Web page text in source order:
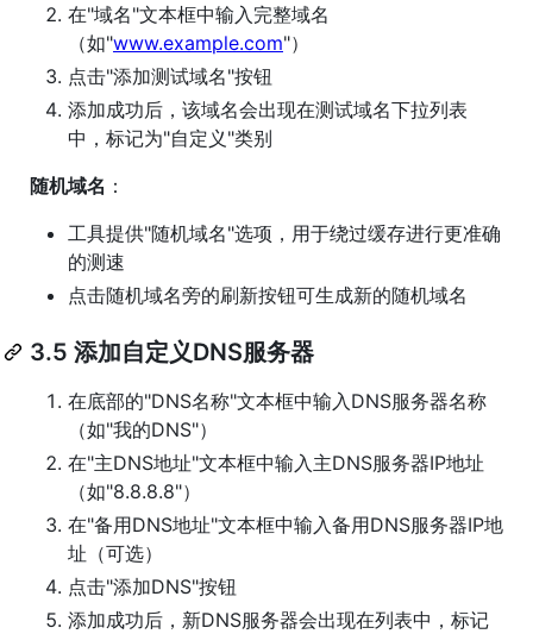
在"域名"文本框中输入完整域名
（如"www.example.com"）
点击"添加测试域名"按钮
添加成功后，该域名会出现在测试域名下拉列表
中，标记为"自定义"类别
随机域名 ：
工具提供"随机域名"选项，用于绕过缓存进行更准确
的测速
点击随机域名旁的刷新按钮可生成新的随机域名
3.5 添加自定义DNS服务器
在底部的"DNS名称"文本框中输入DNS服务器名称
（如"我的DNS"）
在"主DNS地址"文本框中输入主DNS服务器IP地址
（如"8.8.8.8"）
在"备用DNS地址"文本框中输入备用DNS服务器IP地
址（可选）
点击"添加DNS"按钮
添加成功后，新DNS服务器会出现在列表中，标记